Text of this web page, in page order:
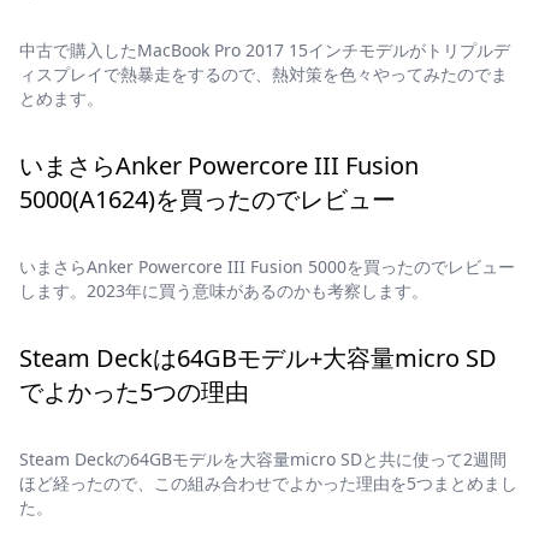
中古で購入したMacBook Pro 2017 15インチモデルがトリプルデ
ィスプレイで熱暴走をするので、熱対策を色々やってみたのでま
とめます。
いまさらAnker Powercore III Fusion
5000(A1624)を買ったのでレビュー
いまさらAnker Powercore III Fusion 5000を買ったのでレビュー
します。2023年に買う意味があるのかも考察します。
Steam Deckは64GBモデル+大容量micro SD
でよかった5つの理由
Steam Deckの64GBモデルを大容量micro SDと共に使って2週間
ほど経ったので、この組み合わせでよかった理由を5つまとめまし
た。